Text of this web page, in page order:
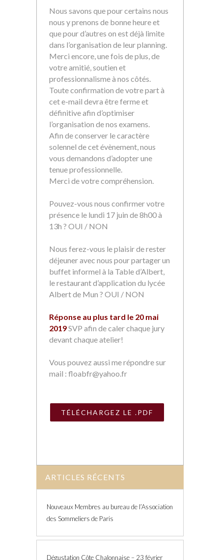
Nous savons que pour certains nous
nous y prenons de bonne heure et
que pour d’autres on est déjà limite
dans l’organisation de leur planning.
Merci encore, une fois de plus, de
votre amitié, soutien et
professionnalisme à nos côtés.
Toute confirmation de votre part à
cet e-mail devra être ferme et
définitive afin d’optimiser
l’organisation de nos examens.
Afin de conserver le caractère
solennel de cet évènement, nous
vous demandons d’adopter une
tenue professionnelle.
Merci de votre compréhension.
Pouvez-vous nous confirmer votre
présence le lundi 17 juin de 8h00 à
13h ? OUI / NON
Nous ferez-vous le plaisir de rester
déjeuner avec nous pour partager un
buffet informel à la Table d’Albert,
le restaurant d’application du lycée
Albert de Mun ? OUI / NON
Réponse au plus tard le 20 mai
2019SVP afin de caler chaque jury
devant chaque atelier!
Vous pouvez aussi me répondre sur
mail : floabfr@yahoo.fr
TÉLÉCHARGEZ LE .PDF
ARTICLES RÉCENTS
Nouveaux Membres au bureau de l’Association
des Sommeliers de Paris
Dégustation Côte Chalonnaise – 23 février